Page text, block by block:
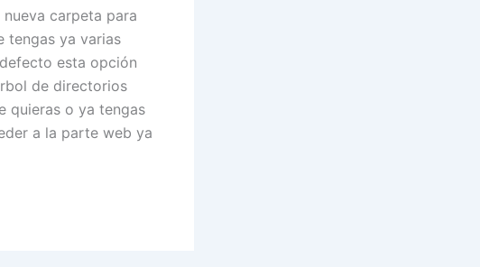
carpeta para
tengas ya varias
esta opción
de directorios
quieras o ya tengas
a la parte web ya